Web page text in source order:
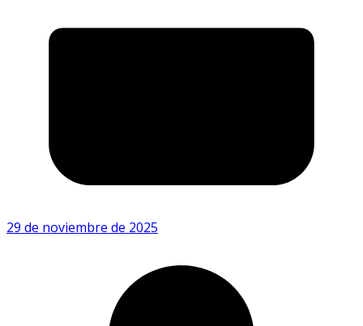
29 de noviembre de 2025